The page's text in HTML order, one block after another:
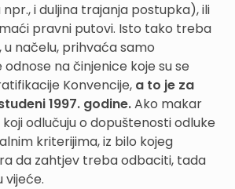
i duljina trajanja postupka), ili
pravni putovi. Isto tako treba
u načelu, prihvaća samo
na činjenice koje su se
Konvencije, a to je za
1997. godine.Ako makar
odlučuju o dopuštenosti odluke
kriterijima, iz bilo kojeg
da zahtjev treba odbaciti, tada
vijeće.